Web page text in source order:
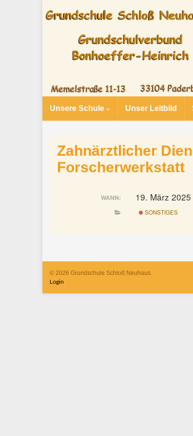
Unsere Schule Unser Leitbild
Zahnärztlicher
Forscherwerkstatt
WANN: 19. März
SONSTIGES
© 2026 Grundschule Schloß Neuhaus.
Login